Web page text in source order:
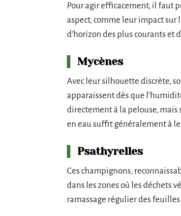
Pour agir efficacement, il faut
aspect, comme leur impact sur
d’horizon des plus courants et
Mycènes
Avec leur silhouette discrète,
apparaissent dès que
directement à la pelouse,
en eau suffit généralement à
Psathyrelles
Ces champignons,
dans les zones où les déchets
ramassage régulier des